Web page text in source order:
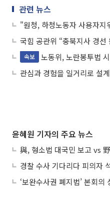
관련 뉴스
속보
노동위, 노란봉투법 시행
관심과 경험을 일거리로 설
윤혜원 기자의 주요 뉴스